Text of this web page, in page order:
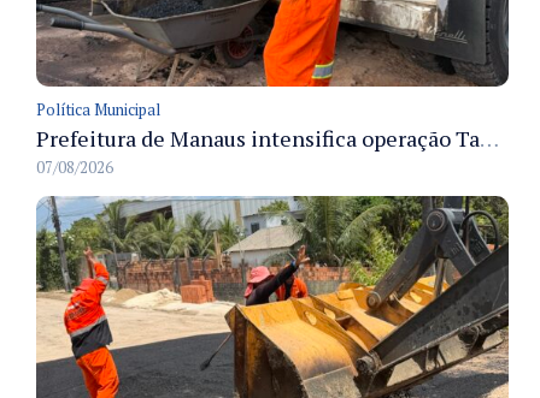
Política Municipal
Prefeitura de Manaus intensifica operação Tapa-Buracos na rua Ituiutaba e amplia manutenção viária no Redenção
07/08/2026